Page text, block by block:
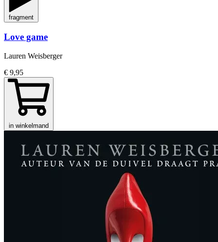
fragment
Love game
Lauren Weisberger
€ 9,95
in winkelmand